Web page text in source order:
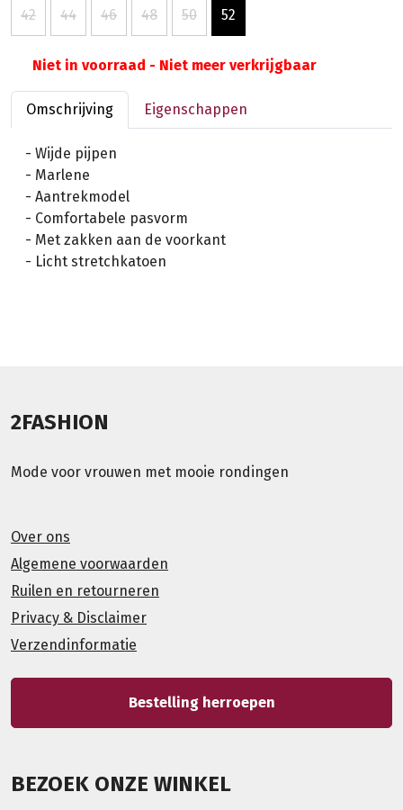
42 44 46 48 50 52
Niet in voorraad - Niet meer verkrijgbaar
Omschrijving Eigenschappen
- Wijde pijpen
- Marlene
- Aantrekmodel
- Comfortabele pasvorm
- Met zakken aan de voorkant
- Licht stretchkatoen
2FASHION
Mode voor vrouwen met mooie rondingen
Over ons
Algemene voorwaarden
Ruilen en retourneren
Privacy & Disclaimer
Verzendinformatie
Bestelling herroepen
BEZOEK ONZE WINKEL